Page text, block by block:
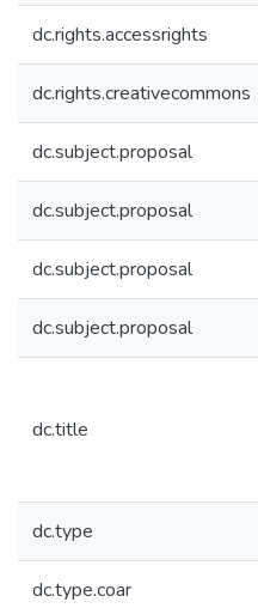
dc.rights.accessrights
dc.rights.creativecommons
dc.subject.proposal
dc.subject.proposal
dc.subject.proposal
dc.subject.proposal
dc.title
dc.type
dc.type.coar